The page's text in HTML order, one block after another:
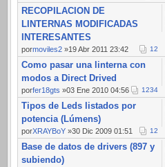
RECOPILACION DE
LINTERNAS MODIFICADAS
INTERESANTES
pormoviles2 »19 Abr 2011 23:42 12
Como pasar una linterna con
modos a Direct Drived
porfer18gts »03 Ene 2010 04:56 1234
Tipos de Leds listados por
potencia (Lúmens)
porXRAYBoY »30 Dic 2009 01:51 12
Base de datos de drivers (897 y
subiendo)